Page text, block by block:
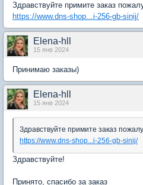
Здравствуйте примите заказ
https://www.dns-shop...i-256-gb-sinij/
Elena-hll
15 янв 2024
Принимаю заказы)
Elena-hll
15 янв 2024
Здравствуйте примите заказ
https://www.dns-shop...i-256-gb-sinij/
Здравствуйте!
Принято, спасибо за заказ